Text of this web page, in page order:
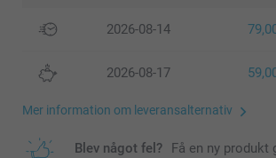
2026-08-14
2026-08-17
Mer information om leveransalternativ
Blev något fel? Få en ny produkt